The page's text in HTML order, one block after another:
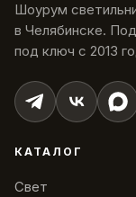
Шоурум
в Челябинске.
под ключ с 2013
КАТАЛОГ
Свет